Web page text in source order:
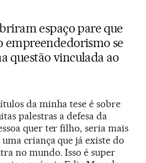
espaço pare que
empreendedorismo se
questão vinculada ao
da minha tese é sobre
palestras a defesa da
quer ter filho, seria mais
criança que já existe do
no mundo. Isso é super